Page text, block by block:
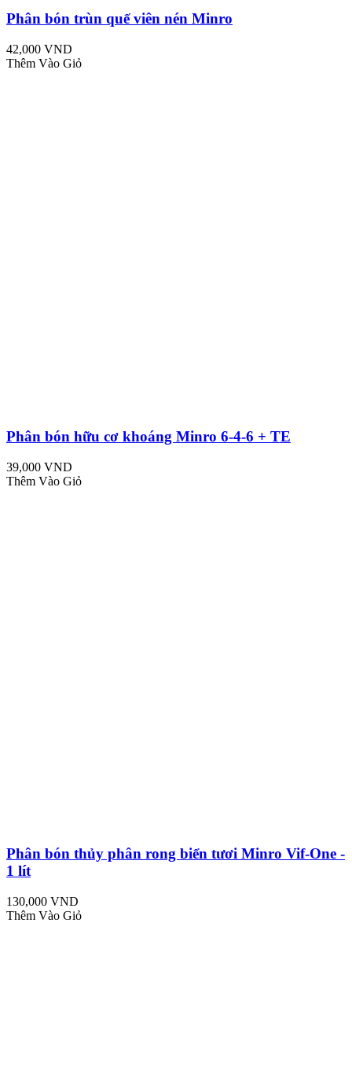
Phân bón trùn quế viên nén Minro
42,000 VND
Thêm Vào Giỏ
Phân bón hữu cơ khoáng Minro 6-4-6 + TE
39,000 VND
Thêm Vào Giỏ
Phân bón thủy phân rong biển tươi Minro Vif-One -
1 lít
130,000 VND
Thêm Vào Giỏ